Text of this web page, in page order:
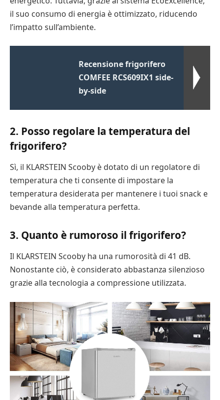
il suo consumo di energia è ottimizzato, riducendo
l’impatto sull’ambiente.
Recensione frigorifero
COMFEE RCS609IX1 side-
by-side
2. Posso regolare la temperatura del
frigorifero?
Sì, il KLARSTEIN Scooby è dotato di un regolatore di
temperatura che ti consente di impostare la
temperatura desiderata per mantenere i tuoi snack e
bevande alla temperatura perfetta.
3. Quanto è rumoroso il frigorifero?
Il KLARSTEIN Scooby ha una rumorosità di 41 dB.
Nonostante ciò, è considerato abbastanza silenzioso
grazie alla tecnologia a compressione utilizzata.